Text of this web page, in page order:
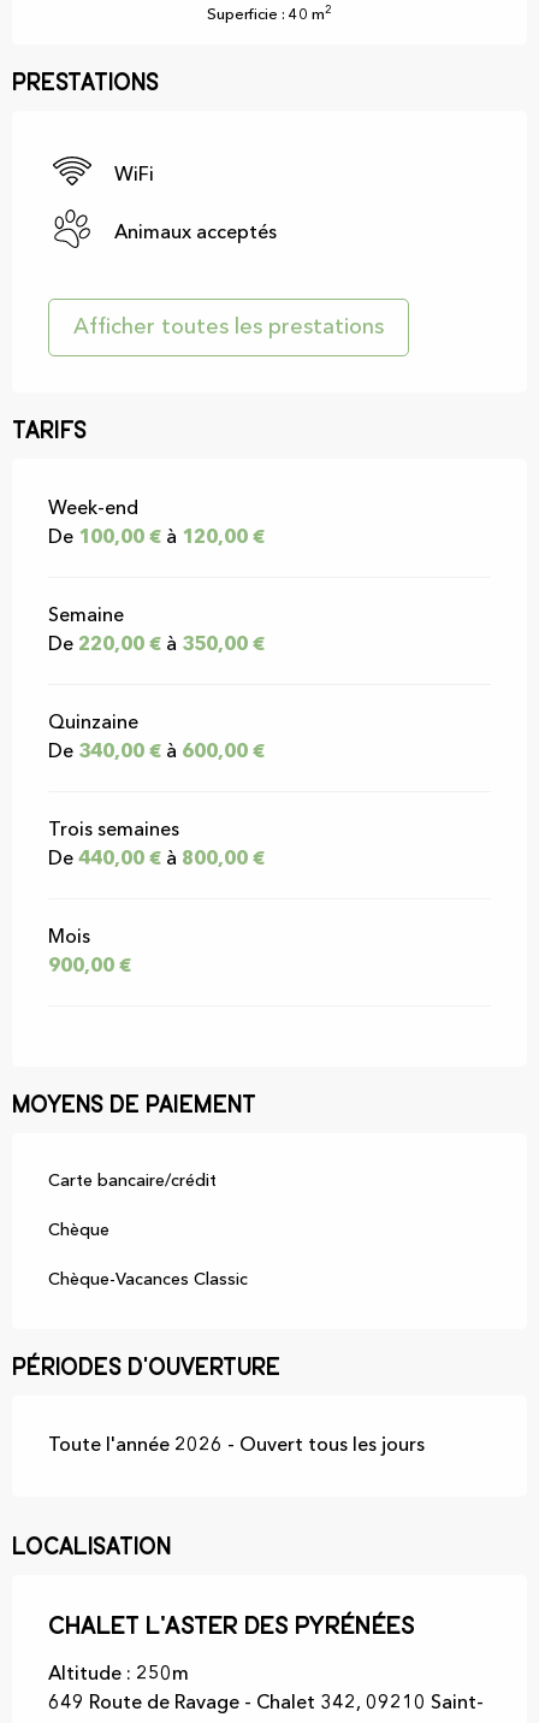
Superficie : 40 m2
Prestations
WiFi
Animaux acceptés
Afficher toutes les prestations
Tarifs
Tarifs 2026
Week-end
De 100,00 € à 120,00 €
Semaine
De 220,00 € à 350,00 €
Quinzaine
De 340,00 € à 600,00 €
Trois semaines
De 440,00 € à 800,00 €
Mois
900,00 €
Moyens de paiement
Carte bancaire/crédit
Chèque
Chèque-Vacances Classic
Périodes d'ouverture
Toute l'année 2026 - Ouvert tous les jours
Localisation
Chalet L'Aster des Pyrénées
Altitude : 250m
649 Route de Ravage - Chalet 342, 09210 Saint-